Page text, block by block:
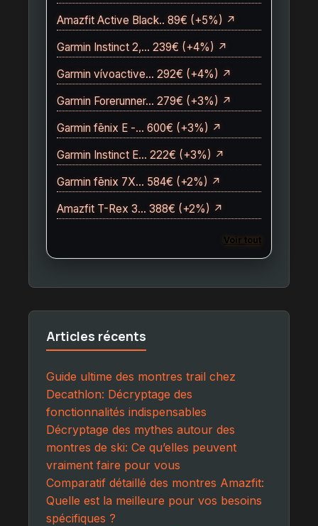
Amazfit Active Black.. 89€ (+5%) ↗
Garmin Instinct 2,… 239€ (+4%) ↗
Garmin vívoactive… 292€ (+4%) ↗
Garmin Forerunner… 279€ (+3%) ↗
Garmin fēnix E -… 600€ (+3%) ↗
Garmin Instinct E… 222€ (+3%) ↗
Garmin fēnix 7X… 584€ (+2%) ↗
Amazfit T-Rex 3… 388€ (+2%) ↗
Voir tout
Articles récents
Guide ultime des montres trail chez
Decathlon: Décryptage des
fonctionnalités indispensables
Décryptage des mythes autour des
montres de ski: Ce qu’elles peuvent
vraiment faire pour vous
Comparatif détaillé des montres Amazfit:
Quelle est la meilleure pour vos besoins
spécifiques ?